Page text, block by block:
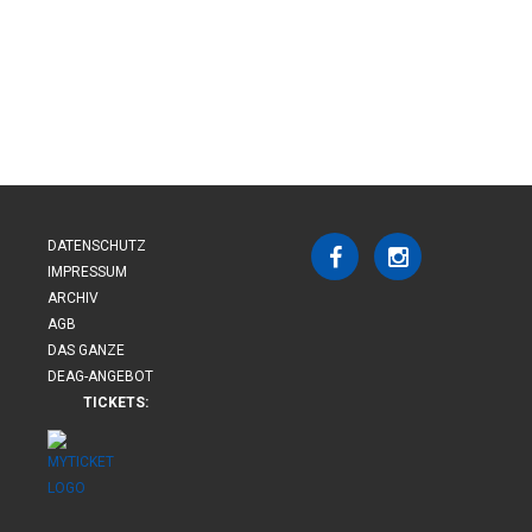
DATENSCHUTZ
IMPRESSUM
ARCHIV
AGB
DAS GANZE
DEAG-ANGEBOT
TICKETS: